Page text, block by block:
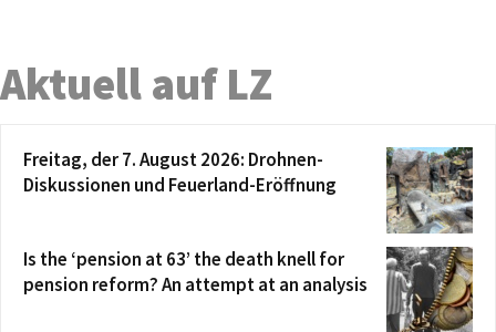
Aktuell auf LZ
Freitag, der 7. August 2026: Drohnen-
Diskussionen und Feuerland-Eröffnung
Is the ‘pension at 63’ the death knell for
pension reform? An attempt at an analysis